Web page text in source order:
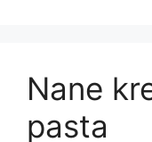
Nane
pasta